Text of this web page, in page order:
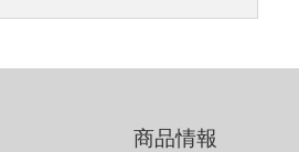
商品情報